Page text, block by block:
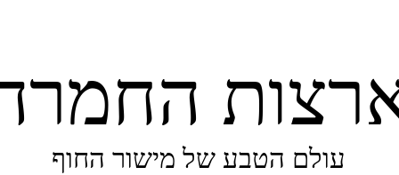
עולם הטבע של מישור החוף